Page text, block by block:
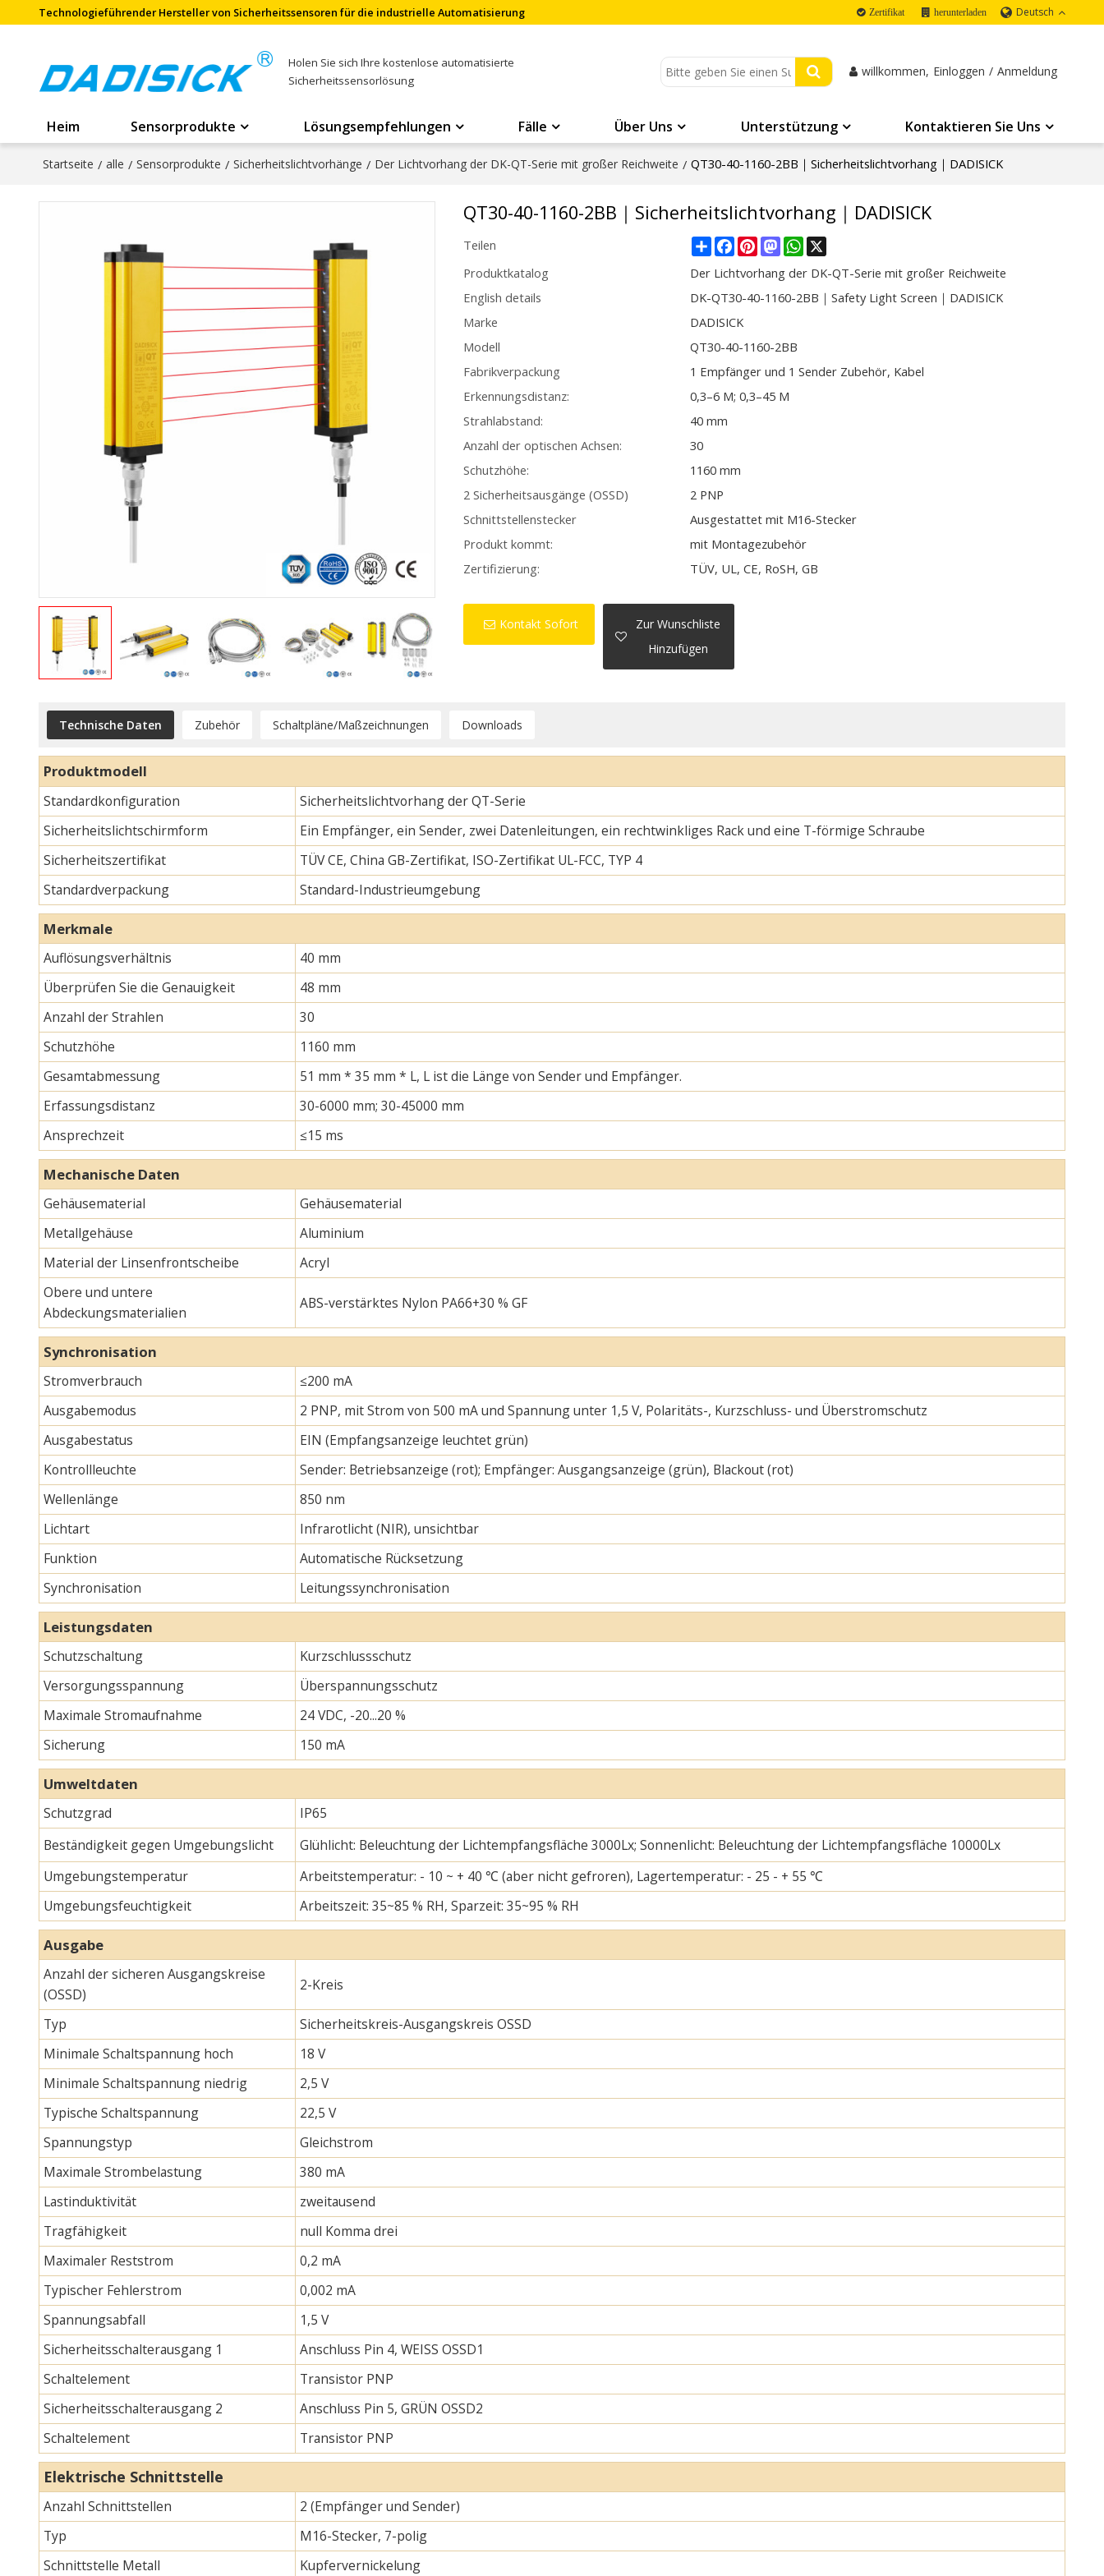
Technologieführender Hersteller von Sicherheitssensoren für die industrielle Automatisierung Zertifikat herunterladen Deutsch
Holen Sie sich Ihre kostenlose automatisierte
Sicherheitssensorlösung
willkommen, Einloggen / Anmeldung
Heim Sensorprodukte Lösungsempfehlungen Fälle Über Uns Unterstützung Kontaktieren Sie Uns
Startseite / alle / Sensorprodukte / Sicherheitslichtvorhänge / Der Lichtvorhang der DK-QT-Serie mit großer Reichweite / QT30-40-1160-2BB｜Sicherheitslichtvorhang｜DADISICK
QT30-40-1160-2BB｜Sicherheitslichtvorhang｜DADISICK
Teilen ShareFacebook
PinterestMastodonWhatsApp
Produktkatalog
Der Lichtvorhang der DK-QT-Serie mit großer Reichweite
English details
DK-QT30-40-1160-2BB｜Safety Light Screen｜DADISICK
Marke
DADISICK
Modell
QT30-40-1160-2BB
Fabrikverpackung
1 Empfänger und 1 Sender Zubehör, Kabel
Erkennungsdistanz:
0,3–6 M; 0,3–45 M
Strahlabstand:
40 mm
Anzahl der optischen Achsen:
30
Schutzhöhe:
1160 mm
2 Sicherheitsausgänge (OSSD)
2 PNP
Schnittstellenstecker
Ausgestattet mit M16-Stecker
Produkt kommt:
mit Montagezubehör
Zertifizierung:
TÜV, UL, CE, RoSH, GB
Kontakt Sofort
Zur Wunschliste
Hinzufügen
Technische Daten Zubehör Schaltpläne/Maßzeichnungen Downloads
Produktmodell
Standardkonfiguration
Sicherheitslichtvorhang der QT-Serie
Sicherheitslichtschirmform
Ein Empfänger, ein Sender, zwei Datenleitungen, ein rechtwinkliges Rack und eine T-förmige Schraube
Sicherheitszertifikat
TÜV CE, China GB-Zertifikat, ISO-Zertifikat UL-FCC, TYP 4
Standardverpackung
Standard-Industrieumgebung
Merkmale
Auflösungsverhältnis
40 mm
Überprüfen Sie die Genauigkeit
48 mm
Anzahl der Strahlen
30
Schutzhöhe
1160 mm
Gesamtabmessung
51 mm * 35 mm * L, L ist die Länge von Sender und Empfänger.
Erfassungsdistanz
30-6000 mm; 30-45000 mm
Ansprechzeit
≤15 ms
Mechanische Daten
Gehäusematerial
Gehäusematerial
Metallgehäuse
Aluminium
Material der Linsenfrontscheibe
Acryl
Obere und untere
Abdeckungsmaterialien
ABS-verstärktes Nylon PA66+30 % GF
Synchronisation
Stromverbrauch
≤200 mA
Ausgabemodus
2 PNP, mit Strom von 500 mA und Spannung unter 1,5 V, Polaritäts-, Kurzschluss- und Überstromschutz
Ausgabestatus
EIN (Empfangsanzeige leuchtet grün)
Kontrollleuchte
Sender: Betriebsanzeige (rot); Empfänger: Ausgangsanzeige (grün), Blackout (rot)
Wellenlänge
850 nm
Lichtart
Infrarotlicht (NIR), unsichtbar
Funktion
Automatische Rücksetzung
Synchronisation
Leitungssynchronisation
Leistungsdaten
Schutzschaltung
Kurzschlussschutz
Versorgungsspannung
Überspannungsschutz
Maximale Stromaufnahme
24 VDC, -20...20 %
Sicherung
150 mA
Umweltdaten
Schutzgrad
IP65
Beständigkeit gegen Umgebungslicht
Glühlicht: Beleuchtung der Lichtempfangsfläche 3000Lx; Sonnenlicht: Beleuchtung der Lichtempfangsfläche 10000Lx
Umgebungstemperatur
Arbeitstemperatur: - 10 ~ + 40 ℃ (aber nicht gefroren), Lagertemperatur: - 25 - + 55 ℃
Umgebungsfeuchtigkeit
Arbeitszeit: 35~85 % RH, Sparzeit: 35~95 % RH
Ausgabe
Anzahl der sicheren Ausgangskreise
(OSSD)
2-Kreis
Typ
Sicherheitskreis-Ausgangskreis OSSD
Minimale Schaltspannung hoch
18 V
Minimale Schaltspannung niedrig
2,5 V
Typische Schaltspannung
22,5 V
Spannungstyp
Gleichstrom
Maximale Strombelastung
380 mA
Lastinduktivität
zweitausend
Tragfähigkeit
null Komma drei
Maximaler Reststrom
0,2 mA
Typischer Fehlerstrom
0,002 mA
Spannungsabfall
1,5 V
Sicherheitsschalterausgang 1
Anschluss Pin 4, WEISS OSSD1
Schaltelement
Transistor PNP
Sicherheitsschalterausgang 2
Anschluss Pin 5, GRÜN OSSD2
Schaltelement
Transistor PNP
Elektrische Schnittstelle
Anzahl Schnittstellen
2 (Empfänger und Sender)
Typ
M16-Stecker, 7-polig
Schnittstelle Metall
Kupfervernickelung